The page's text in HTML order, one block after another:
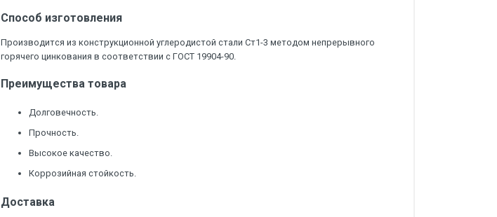
Способ изготовления
Производится из конструкционной углеродистой стали Ст1-3 методом непрерывного
горячего цинкования в соответствии с ГОСТ 19904-90.
Преимущества товара
Долговечность.
Прочность.
Высокое качество.
Коррозийная стойкость.
Доставка